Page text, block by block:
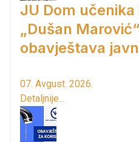
JU Dom
„Dušan
obavještava
07. Avgust. 2026.
Detaljnije...